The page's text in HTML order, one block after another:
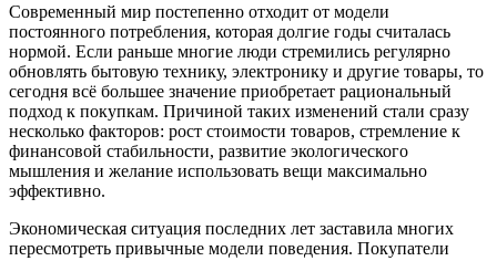
Современный мир постепенно отходит от модели
постоянного потребления, которая долгие годы считалась
нормой. Если раньше многие люди стремились регулярно
обновлять бытовую технику, электронику и другие товары, то
сегодня всё большее значение приобретает рациональный
подход к покупкам. Причиной таких изменений стали сразу
несколько факторов: рост стоимости товаров, стремление к
финансовой стабильности, развитие экологического
мышления и желание использовать вещи максимально
эффективно.
Экономическая ситуация последних лет заставила многих
пересмотреть привычные модели поведения. Покупатели